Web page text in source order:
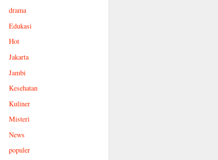
drama
Edukasi
Hot
Jakarta
Jambi
Kesehatan
Kuliner
Misteri
News
populer